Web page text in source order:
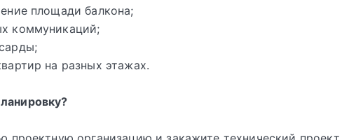
площади балкона;
коммуникаций;
на разных этажах.